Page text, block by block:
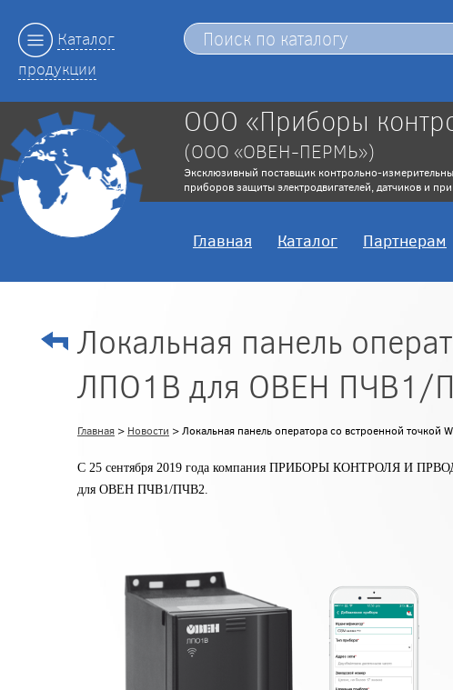
Каталог
продукции
ООО «Приборы
(ООО «ОВЕН-ПЕРМЬ»)
Эксклюзивный поставщик контрольно-
приборов защиты электродвигателей, датчиков и
Главная Каталог Партнерам
Локальная панель
ЛПО1В для ОВЕН ПЧВ1/
Главная > Новости > Локальная панель оператора со встроенной точкой
С 25 сентября 2019 года компания ПРИБОРЫ КОНТРОЛЯ И ПРВОД
для ОВЕН ПЧВ1/ПЧВ2.